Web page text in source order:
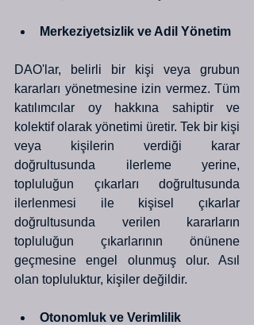
Merkeziyetsizlik ve Adil Yönetim
DAO'lar, belirli bir kişi veya grubun
kararları yönetmesine izin vermez. Tüm
katılımcılar oy hakkına sahiptir ve
kolektif olarak yönetimi üretir. Tek bir kişi
veya kişilerin verdiği karar
doğrultusunda ilerleme yerine,
topluluğun çıkarları doğrultusunda
ilerlenmesi ile kişisel çıkarlar
doğrultusunda verilen kararların
topluluğun çıkarlarının önünene
geçmesine engel olunmuş olur. Asıl
olan topluluktur, kişiler değildir.
Otonomluk ve Verimlilik